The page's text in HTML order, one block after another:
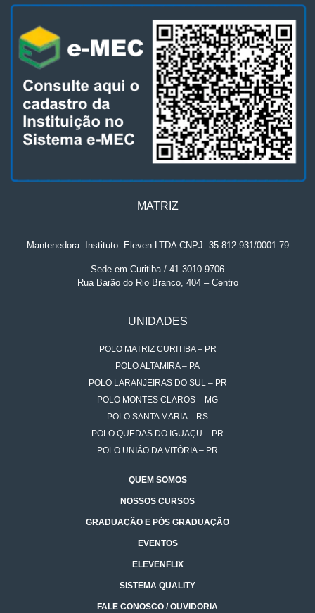
MATRIZ
Mantenedora: Instituto. Eleven LTDA CNPJ: 35.812.931/0001-79
Sede em Curitiba / 41 3010.9706
Rua Barão do Rio Branco, 404 – Centro
UNIDADES
POLO MATRIZ CURITIBA – PR
POLO ALTAMIRA – PA
POLO LARANJEIRAS DO SUL – PR
POLO MONTES CLAROS – MG
POLO SANTA MARIA – RS
POLO QUEDAS DO IGUAÇU – PR
POLO UNIÃO DA VITÓRIA – PR
QUEM SOMOS
NOSSOS CURSOS
GRADUAÇÃO E PÓS GRADUAÇÃO
EVENTOS
ELEVENFLIX
SISTEMA QUALITY
FALE CONOSCO / OUVIDORIA